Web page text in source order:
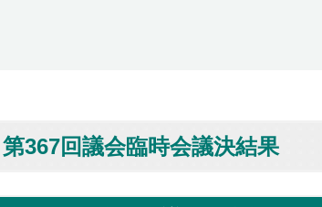
第367回議会臨時会議決結果